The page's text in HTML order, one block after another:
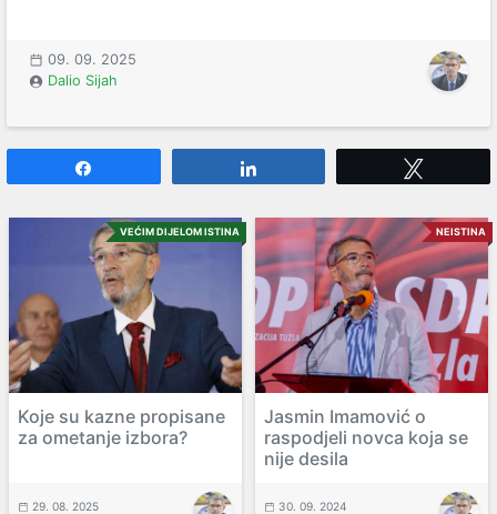
09. 09. 2025
Dalio Sijah
VEĆIM DIJELOM ISTINA
Koje su kazne propisane
za ometanje izbora?
29. 08. 2025
NEISTINA
Jasmin Imamović o
raspodjeli novca koja se
nije desila
30. 09. 2024